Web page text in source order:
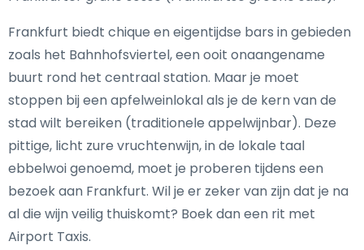
Frankfurt biedt chique en eigentijdse bars in gebieden
zoals het Bahnhofsviertel, een ooit onaangename
buurt rond het centraal station. Maar je moet
stoppen bij een apfelweinlokal als je de kern van de
stad wilt bereiken (traditionele appelwijnbar). Deze
pittige, licht zure vruchtenwijn, in de lokale taal
ebbelwoi genoemd, moet je proberen tijdens een
bezoek aan Frankfurt. Wil je er zeker van zijn dat je na
al die wijn veilig thuiskomt? Boek dan een rit met
Airport Taxis.